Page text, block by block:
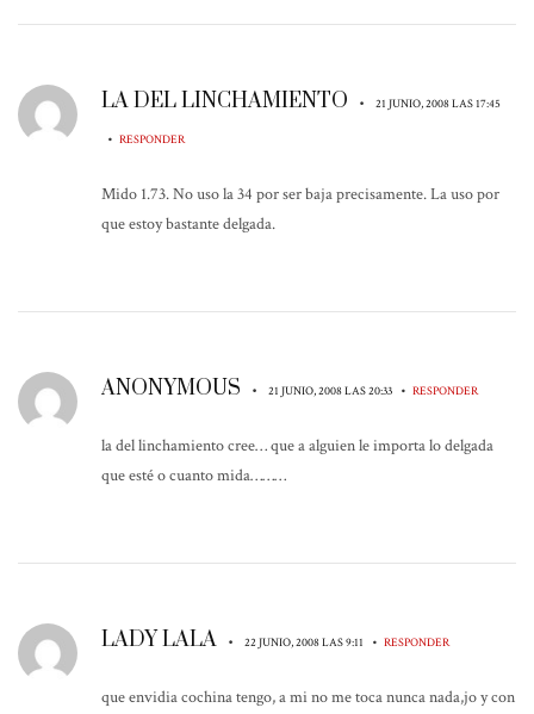
LA DEL LINCHAMIENTO • 21 JUNIO, 2008 LAS 17:45
• RESPONDER
Mido 1.73. No uso la 34 por ser baja precisamente. La uso por
que estoy bastante delgada.
ANONYMOUS • 21 JUNIO, 2008 LAS 20:33 • RESPONDER
la del linchamiento cree… que a alguien le importa lo delgada
que esté o cuanto mida………
LADY LALA • 22 JUNIO, 2008 LAS 9:11 • RESPONDER
que envidia cochina tengo, a mi no me toca nunca nada,jo y con